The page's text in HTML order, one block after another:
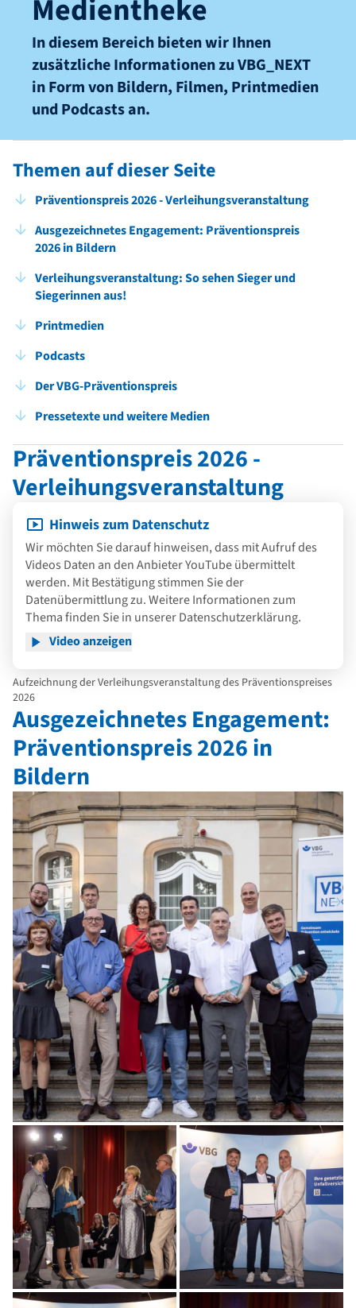
Medientheke
In diesem Bereich bieten wir Ihnen
zusätzliche Informationen zu VBG_NEXT
in Form von Bildern, Filmen, Printmedien
und Podcasts an.
Themen auf dieser Seite
Präventionspreis 2026 - Verleihungsveranstaltung
Ausgezeichnetes Engagement: Präventionspreis
2026 in Bildern
Verleihungsveranstaltung: So sehen Sieger und
Siegerinnen aus!
Printmedien
Podcasts
Der VBG-Präventionspreis
Pressetexte und weitere Medien
Präventionspreis 2026 -
Verleihungsveranstaltung
Hinweis zum Datenschutz
Wir möchten Sie darauf hinweisen, dass mit Aufruf des
Videos Daten an den Anbieter YouTube übermittelt
werden. Mit Bestätigung stimmen Sie der
Datenübermittlung zu. Weitere Informationen zum
Thema finden Sie in unsererDatenschutzerklärung.
Video anzeigen
Aufzeichnung der Verleihungsveranstaltung des Präventionspreises
2026
Ausgezeichnetes Engagement:
Präventionspreis 2026 in
Bildern